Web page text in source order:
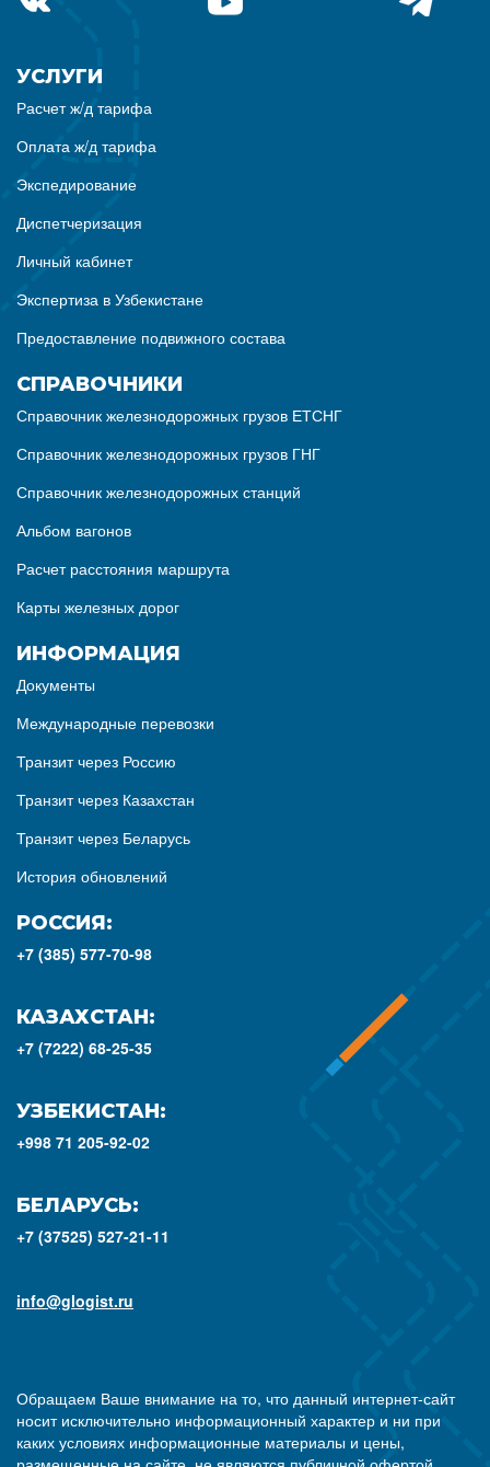
УСЛУГИ
Расчет ж/д тарифа
Оплата ж/д тарифа
Экспедирование
Диспетчеризация
Личный кабинет
Экспертиза в Узбекистане
Предоставление подвижного состава
СПРАВОЧНИКИ
Справочник железнодорожных грузов ЕТСНГ
Справочник железнодорожных грузов ГНГ
Справочник железнодорожных станций
Альбом вагонов
Расчет расстояния маршрута
Карты железных дорог
ИНФОРМАЦИЯ
Документы
Международные перевозки
Транзит через Россию
Транзит через Казахстан
Транзит через Беларусь
История обновлений
РОССИЯ:
+7 (385) 577-70-98
КАЗАХСТАН:
+7 (7222) 68-25-35
УЗБЕКИСТАН:
+998 71 205-92-02
БЕЛАРУСЬ:
+7 (37525) 527-21-11
info@glogist.ru
Обращаем Ваше внимание на то, что данный интернет-сайт
носит исключительно информационный характер и ни при
каких условиях информационные материалы и цены,